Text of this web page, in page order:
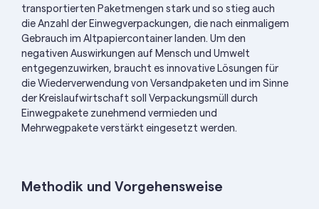
transportierten Paketmengen stark und so stieg auch
die Anzahl der Einwegverpackungen, die nach einmaligem
Gebrauch im Altpapiercontainer landen. Um den
negativen Auswirkungen auf Mensch und Umwelt
entgegenzuwirken, braucht es innovative Lösungen für
die Wiederverwendung von Versandpaketen und im Sinne
der Kreislaufwirtschaft soll Verpackungsmüll durch
Einwegpakete zunehmend vermieden und
Mehrwegpakete verstärkt eingesetzt werden.
Methodik und Vorgehensweise